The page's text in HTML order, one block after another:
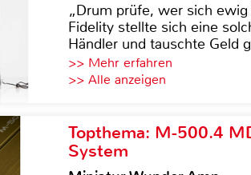
„Drum prüfe, wer sich
Fidelity stellte sich eine
Händler und tauschte Geld
>> Mehr erfahren
>> Alle anzeigen
Topthema: M-500.4
System